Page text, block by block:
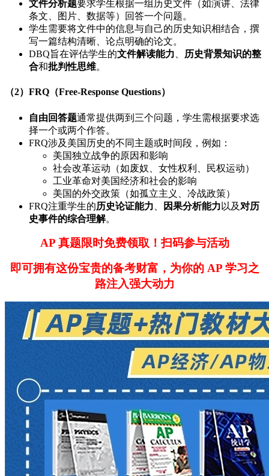
文件分析题要求学生根据一组历史文件（如演讲、法律
条文、图片、数据等）回答一个问题。
学生需要将文件中的信息与自己的历史知识相结合，撰
写一篇结构清晰、论点明确的论文。
DBQ旨在评估学生的文件解读能力
历史背景知识的整
合和批判性思维。
（2）FRQ（Free-Response Questions）
自由回答题通常提供两到三个问题，学生需根据要求选
择一个或两个作答。
FRQ涉及美国历史的不同主题或时间段，例如：
美国独立战争的原因和影响
社会改革运动（如废奴、女性权利、民权运动）
工业革命对美国经济和社会的影响
美国的外交政策（如孤立主义、冷战政策）
FRQ注重学生的历史论证能力 因果分析能力 以及 对历
史事件的综合理解。
AP 真题限时免费领取！扫码参与活动
即可拥有这份宝贵的备考财富，为你的 AP 学习之
路注入强大动力